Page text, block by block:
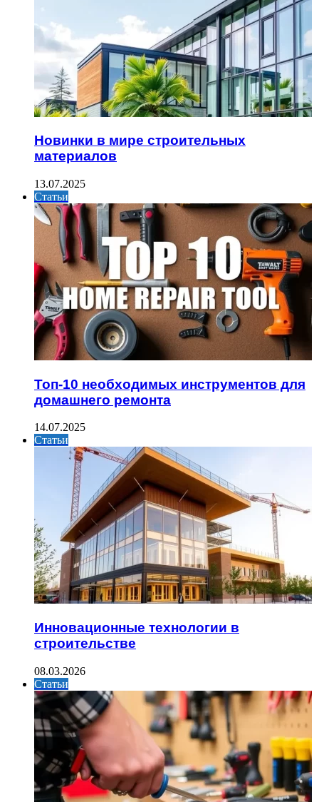
Новинки в мире строительных
материалов
13.07.2025
Статьи
Топ-10 необходимых инструментов для
домашнего ремонта
14.07.2025
Статьи
Инновационные технологии в
строительстве
08.03.2026
Статьи